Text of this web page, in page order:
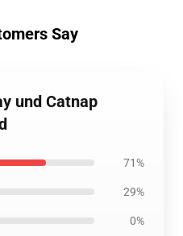
Say
und Catnap
71%
29%
0%